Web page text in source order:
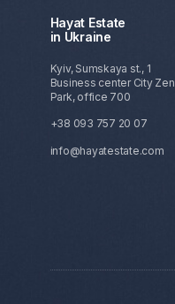
Hayat Estate
in Ukraine
Kyiv, Sumskaya st., 1
Business center City Zen
Park, office 700
+38 093 757 20 07
info@hayatestate.com